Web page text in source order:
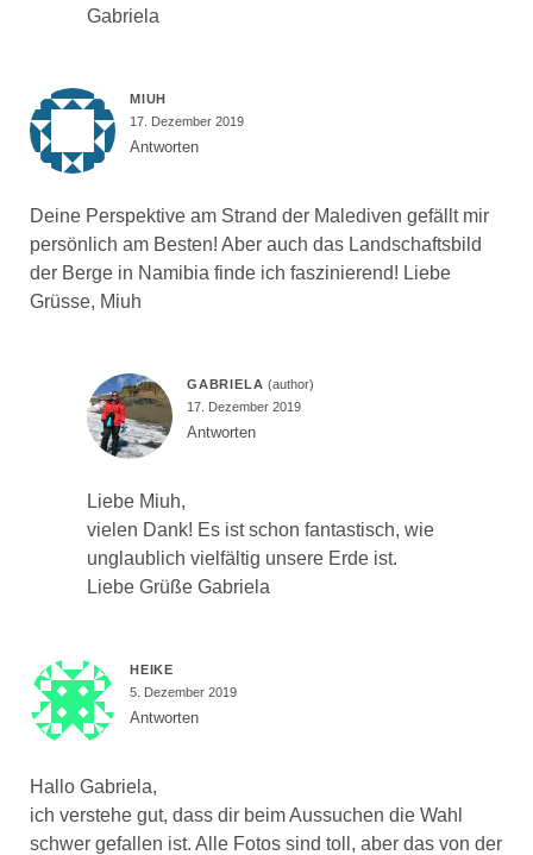
Gabriela
MIUH
17. Dezember 2019
Antworten
Deine Perspektive am Strand der Malediven gefällt mir
persönlich am Besten! Aber auch das Landschaftsbild
der Berge in Namibia finde ich faszinierend! Liebe
Grüsse, Miuh
GABRIELA
17. Dezember 2019
Antworten
Liebe Miuh,
vielen Dank! Es ist schon fantastisch, wie
unglaublich vielfältig unsere Erde ist.
Liebe Grüße Gabriela
HEIKE
5. Dezember 2019
Antworten
Hallo Gabriela,
ich verstehe gut, dass dir beim Aussuchen die Wahl
schwer gefallen ist. Alle Fotos sind toll, aber das von der